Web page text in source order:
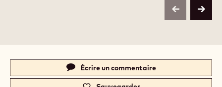
previousnext
Écrire un commentaire
-
c